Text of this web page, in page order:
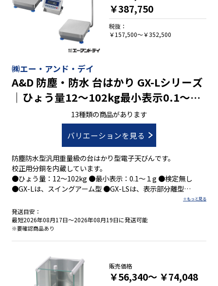
㈱エー・アンド・デイ
A&D 防塵・防水 台はかり GX-Lシリーズ
｜ひょう量12～102kg最小表示0.1～1g
｜校正分銅内蔵13種類の商品があります
バリエーションを見る
防塵防水型汎用重量級の台はかり型電子天びんです。
校正用分銅を内蔵しています。
●ひょう量：12～102kg ●最小表示：0.1～１g ●検定無し
●GX-Lは、スイングアーム型 ●GX-LSは、表示部分離型
●生産ラインの組み込み時にＩＳＤ：衝撃検出機能
●繰り返し性・最小計量値の確認にＥＣＬ：電子制御荷重機能
●ポンプ流量など液体の計量にＦＲＤ：流量測定機能
●天びんの特性・計量スピードをチューニング可能
●２ch出力標準装備：ＲＳ-２３２ＣとＵＳＢ
●ＧＸ-ＬＤタイプは、スマートレンジ機能
発送目安：
最短2026年08月17日～2026年08月19日に発送可能
※要確認商品あり
￥387,750
税抜：
￥157,500～￥352,500
販売価格
￥56,340～ ￥74,048